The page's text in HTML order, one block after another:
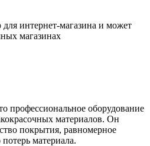
для интернет-магазина и может
магазинах
профессиональное оборудование
материалов. Он
покрытия, равномерное
материала.